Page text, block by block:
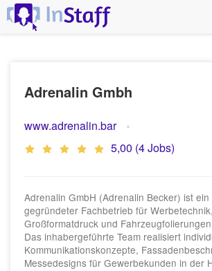
Adrenalin Gmbh
www.adrenalin.bar
5,00 (4 Jobs)
Adrenalin GmbH (Adrenalin Becker) ist
gegründeter Fachbetrieb für Werbetechnik,
Großformatdruck und
Das inhabergeführte Team realisiert
Kommunikationskonzepte,
Messedesigns für Gewerbekunden in der